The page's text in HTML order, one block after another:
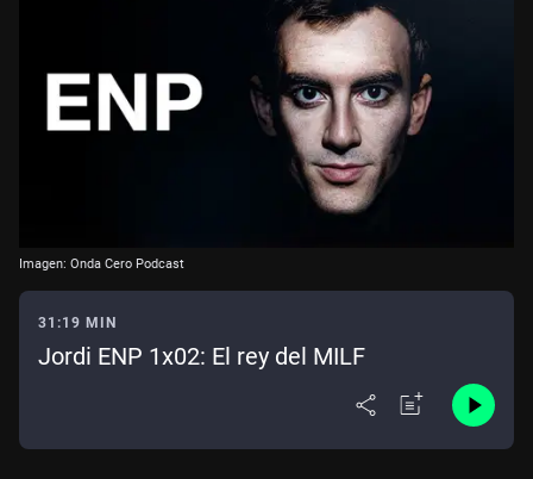
Imagen: Onda Cero Podcast
31:19 MIN
Jordi ENP 1x02: El rey del MILF